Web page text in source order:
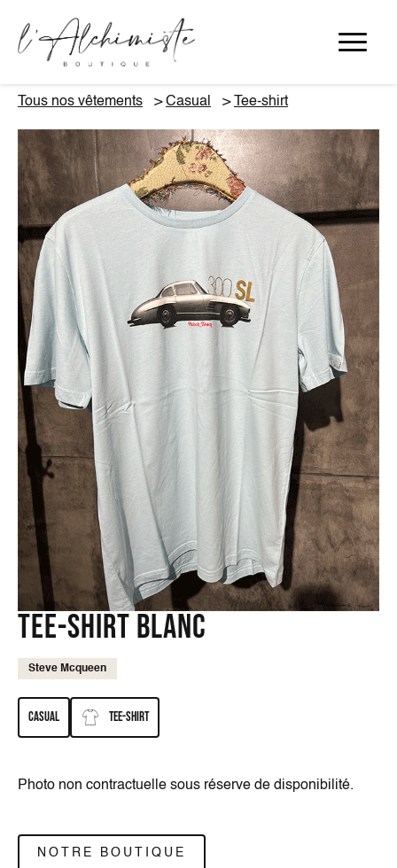
Tous nos vêtements Casual Tee-shirt
Tee-shirt blanc
Steve Mcqueen
Casual Tee-shirt
Photo non contractuelle sous réserve de disponibilité.
NOTRE BOUTIQUE